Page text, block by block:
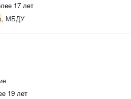
17 лет
, МБДУ
19 лет